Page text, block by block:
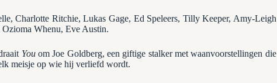
Charlotte Ritchie, Lukas Gage, Ed Speleers, Tilly Keeper, Amy-Leigh
Whenu, Eve Austin.
Youom Joe Goldberg, een giftige stalker met waanvoorstellingen die
meisje op wie hij verliefd wordt.